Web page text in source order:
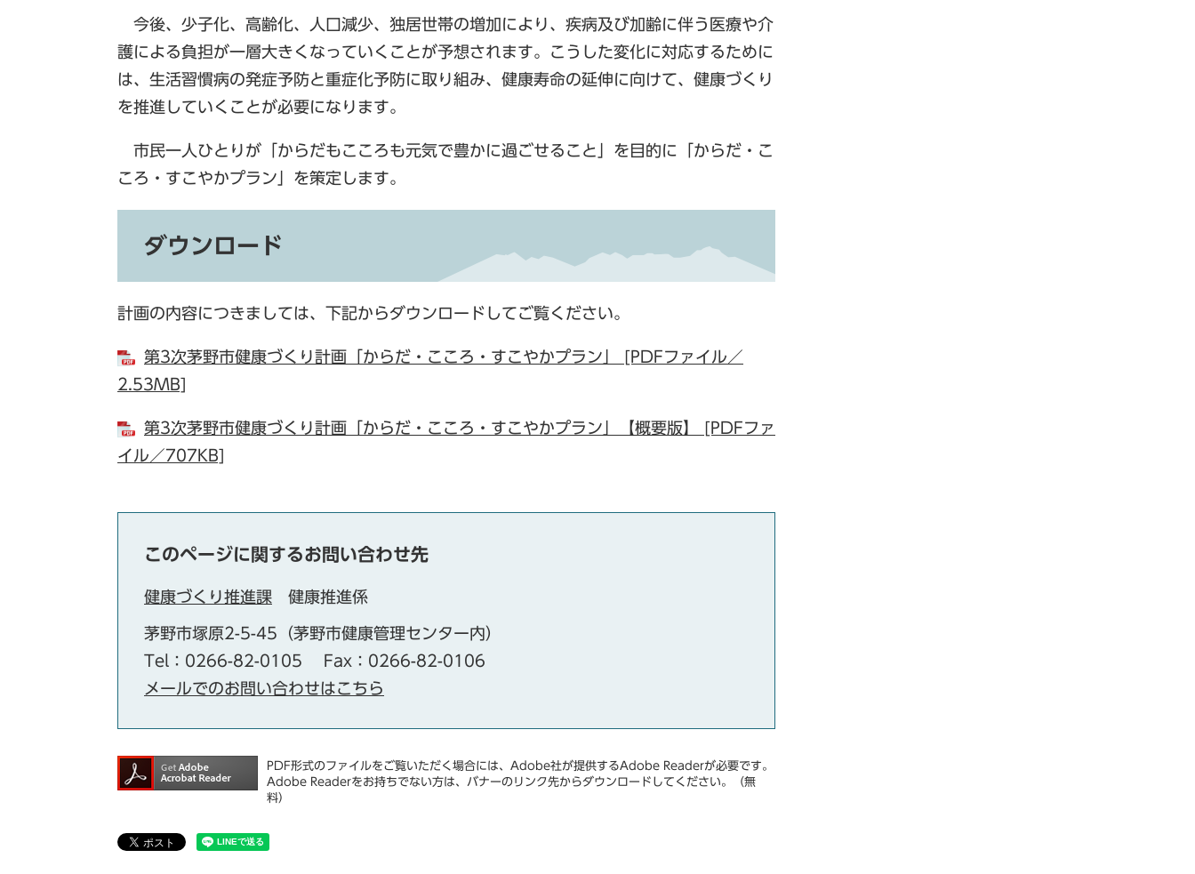
今後、少子化、高齢化、人口減少、独居世帯の増加により、疾病及び加齢に伴う医療や介
護による負担が一層大きくなっていくことが予想されます。こうした変化に対応するために
は、生活習慣病の発症予防と重症化予防に取り組み、健康寿命の延伸に向けて、健康づくり
を推進していくことが必要になります。
市民一人ひとりが「からだもこころも元気で豊かに過ごせること」を目的に「からだ・こ
ころ・すこやかプラン」を策定します。
ダウンロード
計画の内容につきましては、下記からダウンロードしてご覧ください。
第3次茅野市健康づくり計画「からだ・こころ・すこやかプラン」 [PDFファイル／
2.53MB]
第3次茅野市健康づくり計画「からだ・こころ・すこやかプラン」【概要版】 [PDFファ
イル／707KB]
このページに関するお問い合わせ先
健康づくり推進課 健康推進係
茅野市塚原2-5-45（茅野市健康管理センター内）
Tel：0266-82-0105
Fax：0266-82-0106
メールでのお問い合わせはこちら
PDF形式のファイルをご覧いただく場合には、Adobe社が提供するAdobe Readerが必要です。
Adobe Readerをお持ちでない方は、バナーのリンク先からダウンロードしてください。（無
料）